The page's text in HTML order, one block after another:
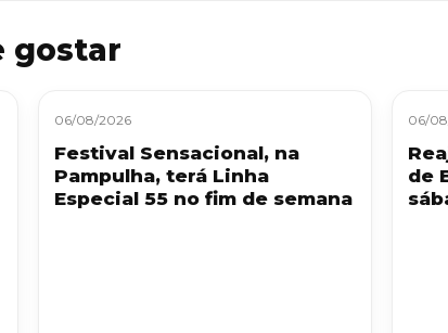
gostar
06/08/2026
Festival Sensacional, na
Pampulha, terá Linha
Especial 55 no fim de semana
06/
de